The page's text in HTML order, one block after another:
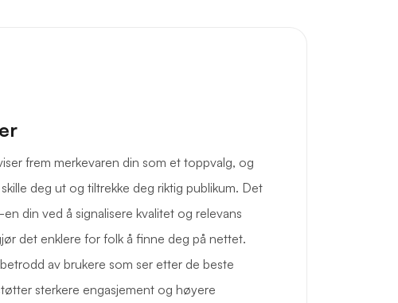
frem merkevaren din som et toppvalg, og
deg ut og tiltrekke deg riktig publikum. Det
din ved å signalisere kvalitet og relevans
det enklere for folk å finne deg på nettet.
av brukere som ser etter de beste
sterkere engasjement og høyere